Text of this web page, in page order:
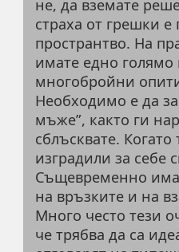
не, да вземате
страха от грешки е
пространтво. На
имате едно голямо
многобройни
Необходимо е да
мъже”, както ги
сблъсквате.
изградили за себе
Същевременно
на връзките и на
Много често тези
че трябва да са